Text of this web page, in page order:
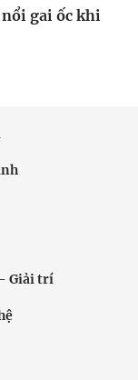
gai ốc khi
Giải trí